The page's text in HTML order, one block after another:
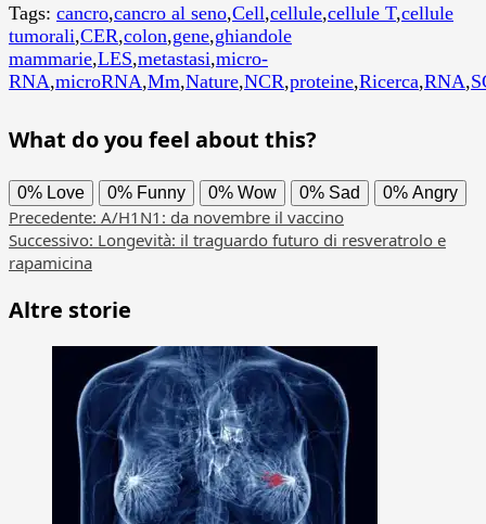
Tags: cancro,cancro al seno,Cell,cellule,cellule T,cellule
tumorali,CER,colon,gene,ghiandole
mammarie,LES,metastasi,micro-
RNA,microRNA,Mm,Nature,NCR,proteine,Ricerca,RNA,
What do you feel about this?
0% Love 0% Funny 0% Wow 0% Sad 0% Angry
Navigazione
articolo
Precedente: A/H1N1: da novembre il vaccino
Successivo: Longevità: il traguardo futuro di resveratrolo e
rapamicina
Altre storie